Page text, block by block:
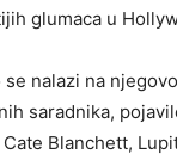
glumaca u
nalazi na
saradnika,
Blanchett,